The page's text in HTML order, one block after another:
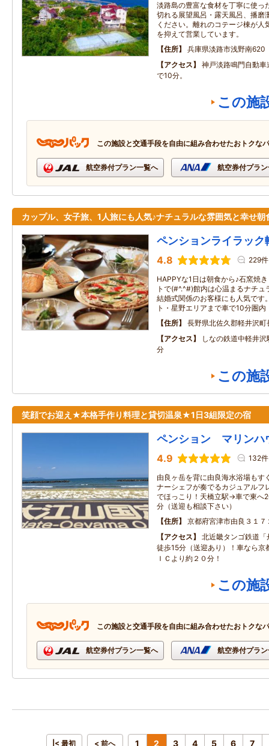
淡路島の豊富な食材を丁寧に使っ
切れる展望風呂・露天風呂、播磨
ください。離れのコテージ棟が人
を抑えて営業しています。
住所
兵庫県淡路市浅野南620
アクセス
神戸淡路鳴門自動
で10分。
この施
この施設と交通手段を自由に組み合わせたおトクな
航空券付プラン一覧へ 航空券付プラ
カップル、女子旅、1人旅にも人気♪ナチュラルな雰囲気と幸せ朝
ペンションライラック
4.8 229件
HAPPYな1日は朝食から♪石窯焼
トで(#^.^#)館内は心温まるナチ
結婚式関係のお客様にも人気です
ト・星野エリアまで車で10分圏内
住所
長野県北佐久郡軽井沢
アクセス
しなの鉄道中軽井
分
この施
笑顔でお迎え★本格手作り料理と貸切温泉★1日3組限定の宿
ペンション マリンハ
4.9 132件
由良ヶ岳を背に由良海水浴場もす
ナーシェフが奏でるカジュアルフ
でほっこり！天橋立駅→車で東へ
分（送迎も相談下さい）
住所
京都府宮津市由良３１７
アクセス
北近畿タンゴ鉄道
徒歩15分（送迎あり）！車なら京
ＩＣより約２０分！
この施
この施設と交通手段を自由に組み合わせたおトクな
航空券付プラン一覧へ 航空券付プラ
|< 最初 < 前へ 1 2 3 4 5 6 7